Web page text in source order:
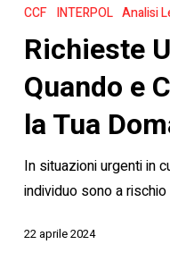
Urgenti
CCF:
Quando
Come
Accelerare
la
Domanda
CCF INTERPOL Analisi
Richieste
Quando e
la Tua
In situazioni urgenti in
individuo sono a
22 aprile 2024